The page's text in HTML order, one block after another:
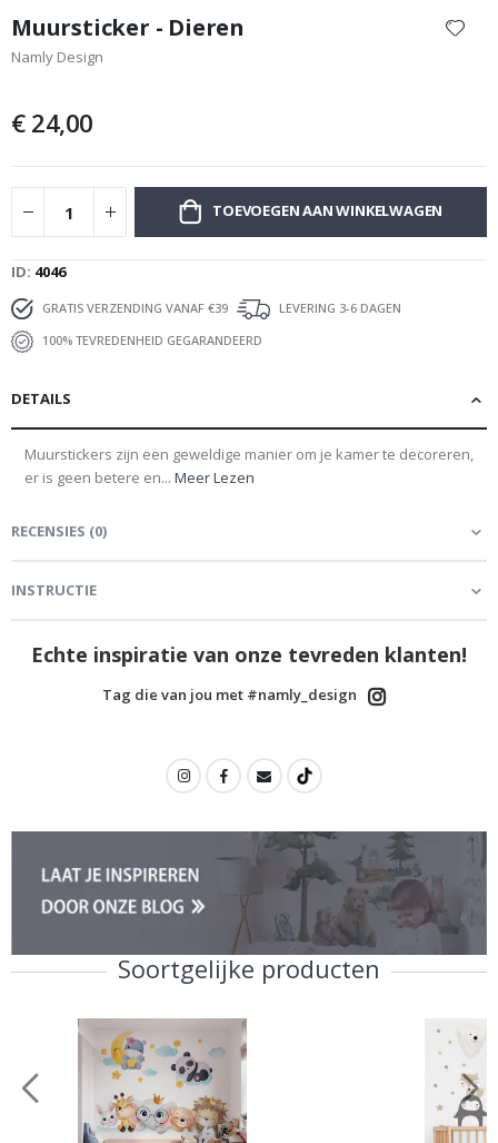
het
begin
afbeeldingen-
Muursticker - Dieren
Namly Design
€ 24,00
TOEVOEGEN AAN WINKELWAGEN
ID 4046
GRATIS VERZENDING VANAF €39
LEVERING 3-6 DAGEN
100% TEVREDENHEID GEGARANDEERD
DETAILS
Muurstickers zijn een geweldige manier om je kamer te decoreren,
er is geen betere en... Meer Lezen
RECENSIES (0)
INSTRUCTIE
Echte inspiratie van onze tevreden klanten!
Tag die van jou met #namly_design
Soortgelijke producten